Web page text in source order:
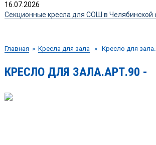
16.07.2026
Секционные кресла для СОШ в Челябинской
Главная » Кресла для зала» Кресло для
КРЕСЛО ДЛЯ ЗАЛА.АРТ.90 -